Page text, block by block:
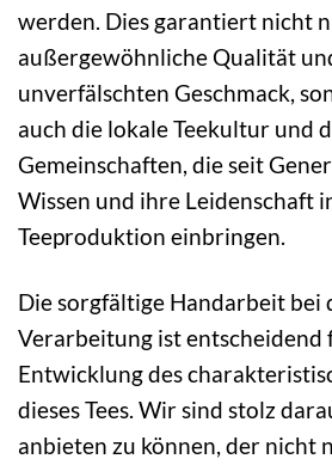
werden. Dies garantiert nicht
außergewöhnliche Qualität
unverfälschten Geschmack,
auch die lokale Teekultur und
Gemeinschaften, die seit
Wissen und ihre Leidenschaft
Teeproduktion einbringen.
Die sorgfältige Handarbeit bei
Verarbeitung ist entscheidend
Entwicklung des
dieses Tees. Wir sind stolz
anbieten zu können, der nicht